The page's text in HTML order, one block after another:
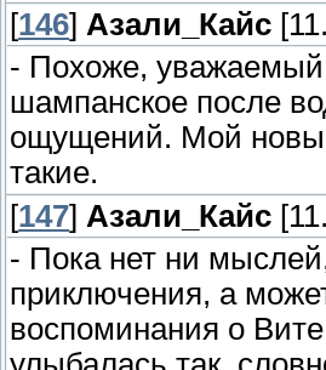
[146] Азали_Кайс
- Похоже,
шампанское после
ощущений. Мой
такие.
[147] Азали_Кайс
- Пока нет ни
приключения, а
воспоминания о